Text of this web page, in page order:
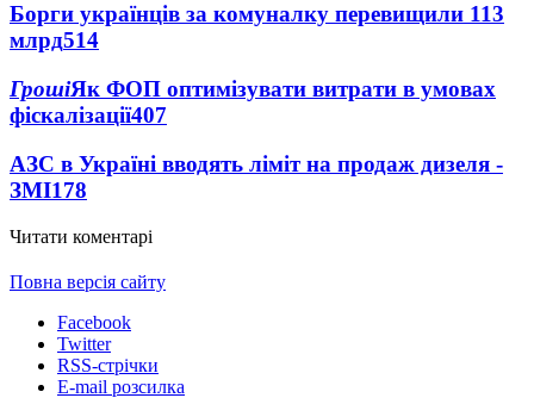
Борги українців за комуналку перевищили 113
млрд514
ГрошіЯк ФОП оптимізувати витрати в умовах
фіскалізації407
АЗС в Україні вводять ліміт на продаж дизеля -
ЗМІ178
Читати коментарі
Повна версія сайту
Facebook
Twitter
RSS-стрічки
E-mail розсилка